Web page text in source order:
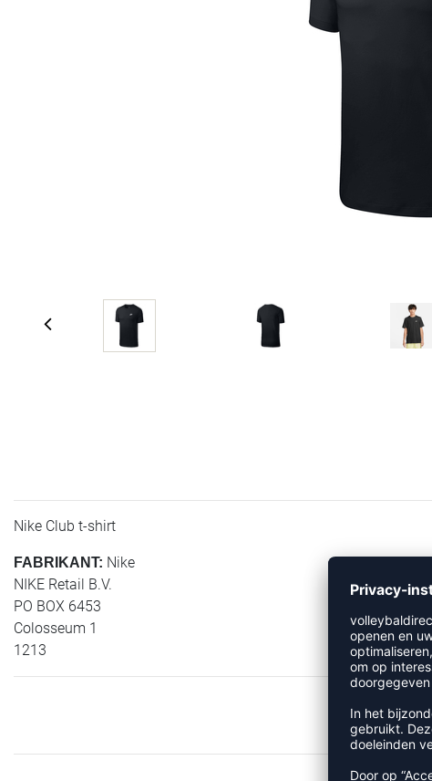
Nike Club t-shirt
FABRIKANT: Nike
NIKE Retail B.V.
PO BOX 6453
Colosseum 1
1213